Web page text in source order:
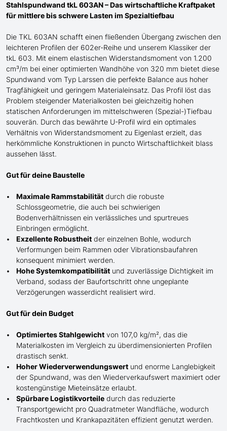
Stahlspundwand tkL 603AN – Das wirtschaftliche Kraftpaket
für mittlere bis schwere Lasten im Spezialtiefbau
Die TKL 603AN schafft einen fließenden Übergang zwischen den
leichteren Profilen der 602er-Reihe und unserem Klassiker der
tkL 603. Mit einem elastischen Widerstandsmoment von 1.200
cm³/m bei einer optimierten Wandhöhe von 320 mm bietet diese
Spundwand vom Typ Larssen die perfekte Balance aus hoher
Tragfähigkeit und geringem Materialeinsatz. Das Profil löst das
Problem steigender Materialkosten bei gleichzeitig hohen
statischen Anforderungen im mittelschweren (Spezial-)Tiefbau
souverän. Durch das bewährte U-Profil wird ein optimales
Verhältnis von Widerstandsmoment zu Eigenlast erzielt, das
herkömmliche Konstruktionen in puncto Wirtschaftlichkeit blass
aussehen lässt.
Gut für deine Baustelle
Maximale Rammstabilität durch die robuste
Schlossgeometrie, die auch bei schwierigen
Bodenverhältnissen ein verlässliches und spurtreues
Einbringen ermöglicht.
Exzellente Robustheit der einzelnen Bohle, wodurch
Verformungen beim Rammen oder Vibrationsbaufahren
konsequent minimiert werden.
Hohe Systemkompatibilität und zuverlässige Dichtigkeit im
Verband, sodass der Baufortschritt ohne ungeplante
Verzögerungen wasserdicht realisiert wird.
Gut für dein Budget
Optimiertes Stahlgewicht von 107,0 kg/m², das die
Materialkosten im Vergleich zu überdimensionierten Profilen
drastisch senkt.
Hoher Wiederverwendungswert und enorme Langlebigkeit
der Spundwand, was den Wiederverkaufswert maximiert oder
kostengünstige Mieteinsätze erlaubt.
Spürbare Logistikvorteile durch das reduzierte
Transportgewicht pro Quadratmeter Wandfläche, wodurch
Frachtkosten und Krankapazitäten effizient genutzt werden.